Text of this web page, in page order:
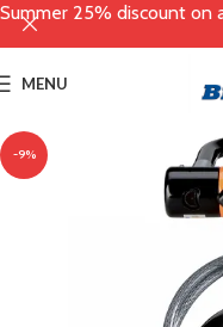
MENU
-9%
Summer 25% discount on